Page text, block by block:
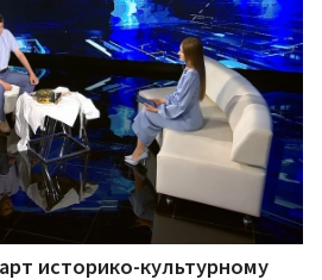
историко-культурному